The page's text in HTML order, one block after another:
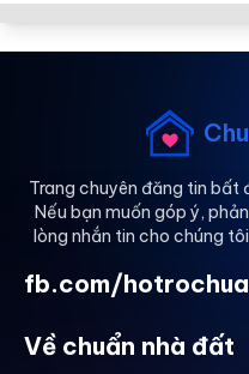
Trang chuyên đăng tin bất
Nếu bạn muốn góp ý,
lòng nhắn tin cho chúng
fb.com/
Về chuẩn nhà đất